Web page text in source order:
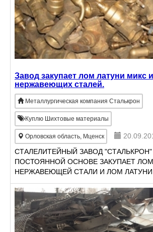
Завод закупает лом латуни микс
нержавеющих сталей.
Металлургическая компания Сталькрон
Куплю Шихтовые материалы
Орловская область, Мценск
СТАЛЕЛИТЕЙНЫЙ ЗАВОД
ПОСТОЯННОЙ ОСНОВЕ ЗАКУПАЕТ ЛОМ
НЕРЖАВЕЮЩЕЙ СТАЛИ И ЛОМ ЛАТУНИ
ВЫСОКИЕ ЦЕНЫ, БЫСТРАЯ ОПЛАТА,
ПРИЁМКА.